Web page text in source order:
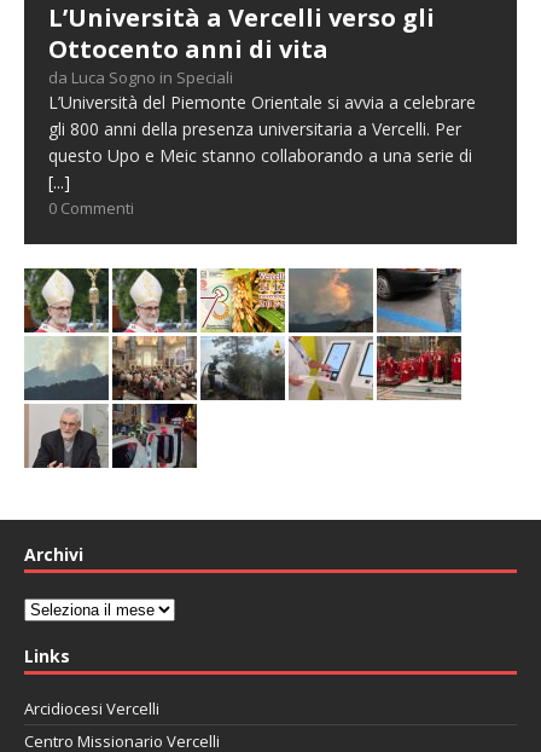
L’Università a Vercelli verso gli
Ottocento anni di vita
da Luca Sogno in Speciali
L’Università del Piemonte Orientale si avvia a celebrare
gli 800 anni della presenza universitaria a Vercelli. Per
questo Upo e Meic stanno collaborando a una serie di
[...]
0 Commenti
Archivi
Archivi
Links
Arcidiocesi Vercelli
Centro Missionario Vercelli